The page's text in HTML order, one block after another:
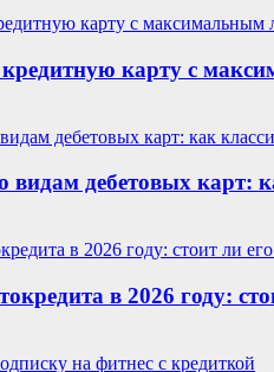
карту с
дебетовых карт:
в 2026 году: